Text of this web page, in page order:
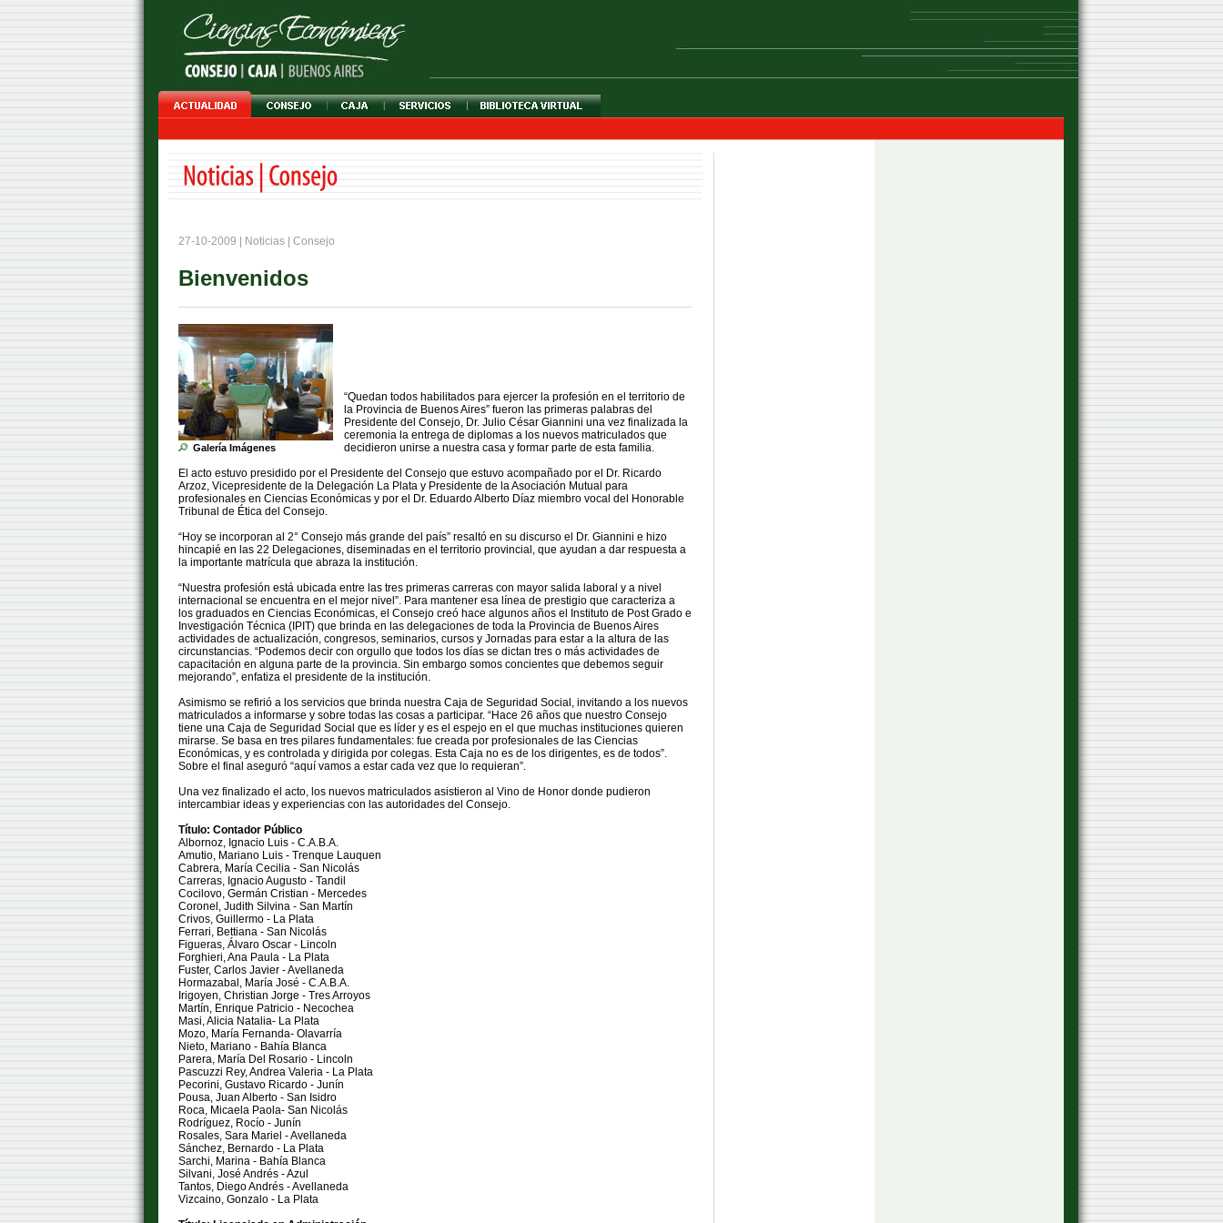
27-10-2009 | Noticias | Consejo
Bienvenidos
Galería Imágenes
“Quedan todos habilitados para ejercer la profesión en el territorio de
la Provincia de Buenos Aires” fueron las primeras palabras del
Presidente del Consejo, Dr. Julio César Giannini una vez finalizada la
ceremonia la entrega de diplomas a los nuevos matriculados que
decidieron unirse a nuestra casa y formar parte de esta familia.
El acto estuvo presidido por el Presidente del Consejo que estuvo acompañado por el Dr. Ricardo
Arzoz, Vicepresidente de la Delegación La Plata y Presidente de la Asociación Mutual para
profesionales en Ciencias Económicas y por el Dr. Eduardo Alberto Díaz miembro vocal del Honorable
Tribunal de Ética del Consejo.
“Hoy se incorporan al 2° Consejo más grande del país” resaltó en su discurso el Dr. Giannini e hizo
hincapié en las 22 Delegaciones, diseminadas en el territorio provincial, que ayudan a dar respuesta a
la importante matrícula que abraza la institución.
“Nuestra profesión está ubicada entre las tres primeras carreras con mayor salida laboral y a nivel
internacional se encuentra en el mejor nivel”. Para mantener esa línea de prestigio que caracteriza a
los graduados en Ciencias Económicas, el Consejo creó hace algunos años el Instituto de Post Grado e
Investigación Técnica (IPIT) que brinda en las delegaciones de toda la Provincia de Buenos Aires
actividades de actualización, congresos, seminarios, cursos y Jornadas para estar a la altura de las
circunstancias. “Podemos decir con orgullo que todos los días se dictan tres o más actividades de
capacitación en alguna parte de la provincia. Sin embargo somos concientes que debemos seguir
mejorando”, enfatiza el presidente de la institución.
Asimismo se refirió a los servicios que brinda nuestra Caja de Seguridad Social, invitando a los nuevos
matriculados a informarse y sobre todas las cosas a participar. “Hace 26 años que nuestro Consejo
tiene una Caja de Seguridad Social que es líder y es el espejo en el que muchas instituciones quieren
mirarse. Se basa en tres pilares fundamentales: fue creada por profesionales de las Ciencias
Económicas, y es controlada y dirigida por colegas. Esta Caja no es de los dirigentes, es de todos”.
Sobre el final aseguró “aquí vamos a estar cada vez que lo requieran”.
Una vez finalizado el acto, los nuevos matriculados asistieron al Vino de Honor donde pudieron
intercambiar ideas y experiencias con las autoridades del Consejo.
Título: Contador Público
Albornoz, Ignacio Luis - C.A.B.A.
Amutio, Mariano Luis - Trenque Lauquen
Cabrera, María Cecilia - San Nicolás
Carreras, Ignacio Augusto - Tandil
Cocilovo, Germán Cristian - Mercedes
Coronel, Judith Silvina - San Martín
Crivos, Guillermo - La Plata
Ferrari, Bettiana - San Nicolás
Figueras, Álvaro Oscar - Lincoln
Forghieri, Ana Paula - La Plata
Fuster, Carlos Javier - Avellaneda
Hormazabal, María José - C.A.B.A.
Irigoyen, Christian Jorge - Tres Arroyos
Martín, Enrique Patricio - Necochea
Masi, Alicia Natalia- La Plata
Mozo, María Fernanda- Olavarría
Nieto, Mariano - Bahía Blanca
Parera, María Del Rosario - Lincoln
Pascuzzi Rey, Andrea Valeria - La Plata
Pecorini, Gustavo Ricardo - Junín
Pousa, Juan Alberto - San Isidro
Roca, Micaela Paola- San Nicolás
Rodríguez, Rocío - Junín
Rosales, Sara Mariel - Avellaneda
Sánchez, Bernardo - La Plata
Sarchi, Marina - Bahía Blanca
Silvani, José Andrés - Azul
Tantos, Diego Andrés - Avellaneda
Vizcaino, Gonzalo - La Plata